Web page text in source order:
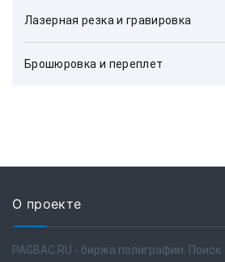
Лазерная резка и гравировка
Брошюровка и переплет
О проекте
PAGBAC.RU - биржа полиграфии. Поиск